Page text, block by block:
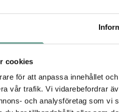
cookies
för att anpassa innehållet
vår trafik. Vi vidarebefordrar
och analysföretag som vi
effekt än om alla gör
formuleras.
vara. Man kan tänka friare.